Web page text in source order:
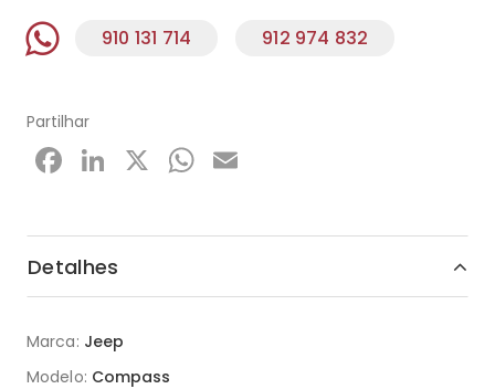
910 131 714 912 974 832
Partilhar
Facebook
LinkedIn
X WhatsApp
Detalhes
Marca: Jeep
Modelo: Compass